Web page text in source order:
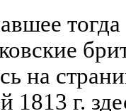
на
1813 г.